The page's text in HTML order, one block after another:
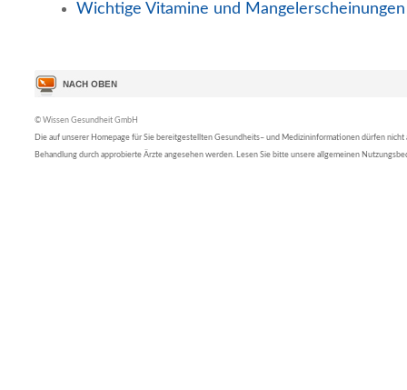
Wichtige Vitamine und Mangelerscheinungen
© Wissen Gesundheit GmbH
Die auf unserer Homepage für Sie bereitgestellten Gesundheits– und Medizininformationen dürfen nicht
Behandlung durch approbierte Ärzte angesehen werden. Lesen Sie bitte unsere allgemeinen